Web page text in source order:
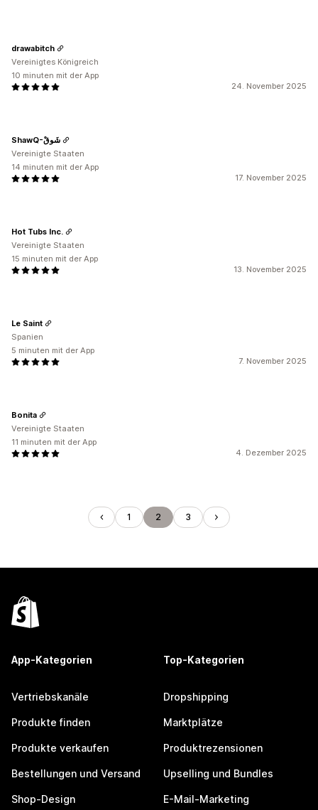
24. November 2025
drawabitch
Vereinigtes Königreich
10 minuten mit der App
17. November 2025
ShawQ-شَوقْ
Vereinigte Staaten
14 minuten mit der App
13. November 2025
Hot Tubs Inc.
Vereinigte Staaten
15 minuten mit der App
7. November 2025
Le Saint
Spanien
5 minuten mit der App
4. Dezember 2025
Bonita
Vereinigte Staaten
11 minuten mit der App
1 2 3
App-Kategorien
Vertriebskanäle
Produkte finden
Produkte verkaufen
Bestellungen und Versand
Shop-Design
Top-Kategorien
Dropshipping
Marktplätze
Produktrezensionen
Upselling und Bundles
E-Mail-Marketing